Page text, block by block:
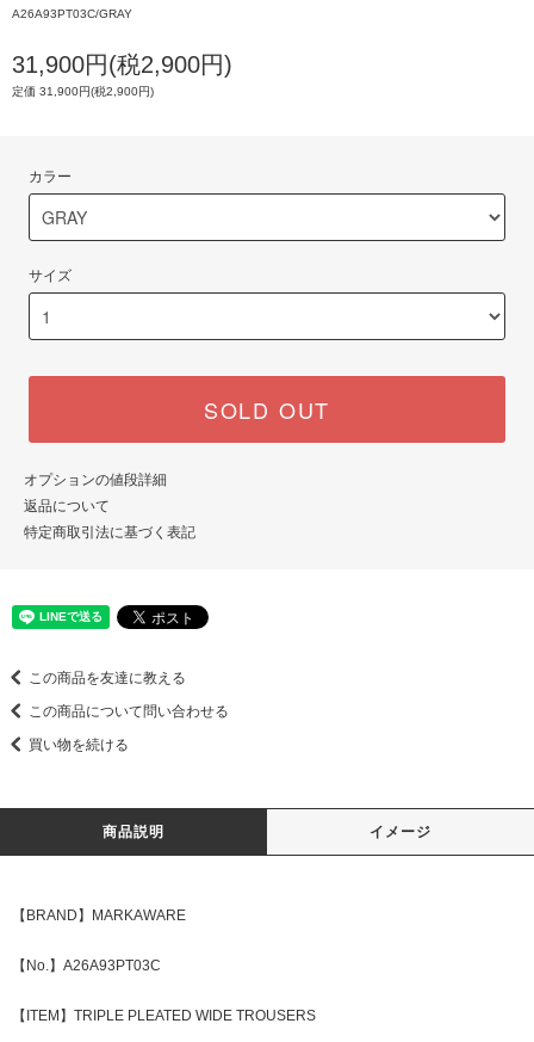
A26A93PT03C/GRAY
31,900円(税2,900円)
定価 31,900円(税2,900円)
カラー
サイズ
SOLD OUT
オプションの値段詳細
返品について
特定商取引法に基づく表記
この商品を友達に教える
この商品について問い合わせる
買い物を続ける
商品説明 イメージ
【BRAND】MARKAWARE
【No.】A26A93PT03C
【ITEM】TRIPLE PLEATED WIDE TROUSERS